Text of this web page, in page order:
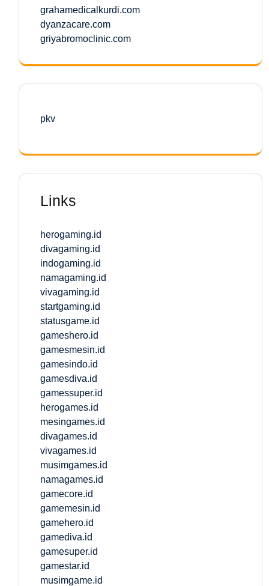
grahamedicalkurdi.com
dyanzacare.com
griyabromoclinic.com
pkv
Links
herogaming.id
divagaming.id
indogaming.id
namagaming.id
vivagaming.id
startgaming.id
statusgame.id
gameshero.id
gamesmesin.id
gamesindo.id
gamesdiva.id
gamessuper.id
herogames.id
mesingames.id
divagames.id
vivagames.id
musimgames.id
namagames.id
gamecore.id
gamemesin.id
gamehero.id
gamediva.id
gamesuper.id
gamestar.id
musimgame.id